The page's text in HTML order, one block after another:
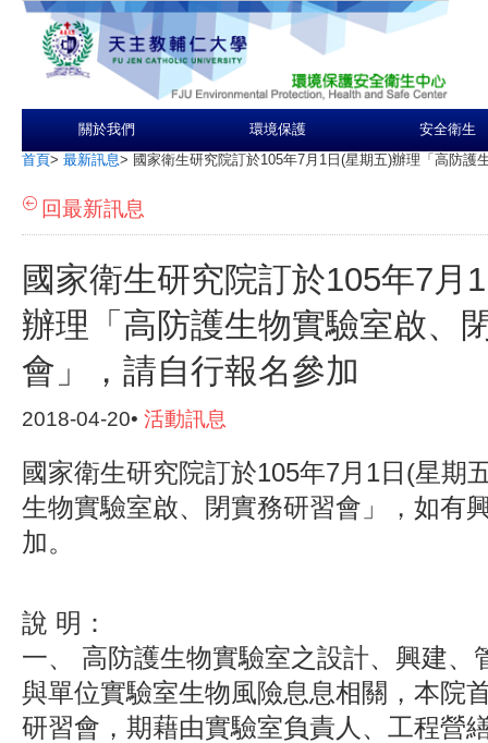
關於我們 環境保護 安全衛生
首頁> 最新訊息> 國家衛生研究院訂於105年7月1日(星期五)辦理「高防
回最新訊息
國家衛生研究院訂於105年7月
辦理「高防護生物實驗室啟、
會」，請自行報名參加
2018-04-20• 活動訊息
國家衛生研究院訂於105年7月1日(星期
生物實驗室啟、閉實務研習會」，如有
加。
說 明：
一、
高防護生物實驗室之設計、興建、
與單位實驗室生物風險息息相關，本院
研習會，期藉由實驗室負責人、工程營